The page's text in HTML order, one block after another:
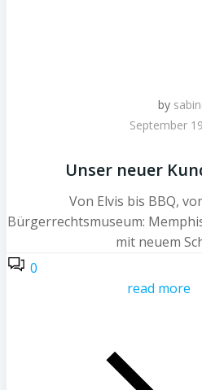
by
September
Unser neuer
Von Elvis bis BBQ,
Bürgerrechtsmuseum:
mit neuem
0
read more